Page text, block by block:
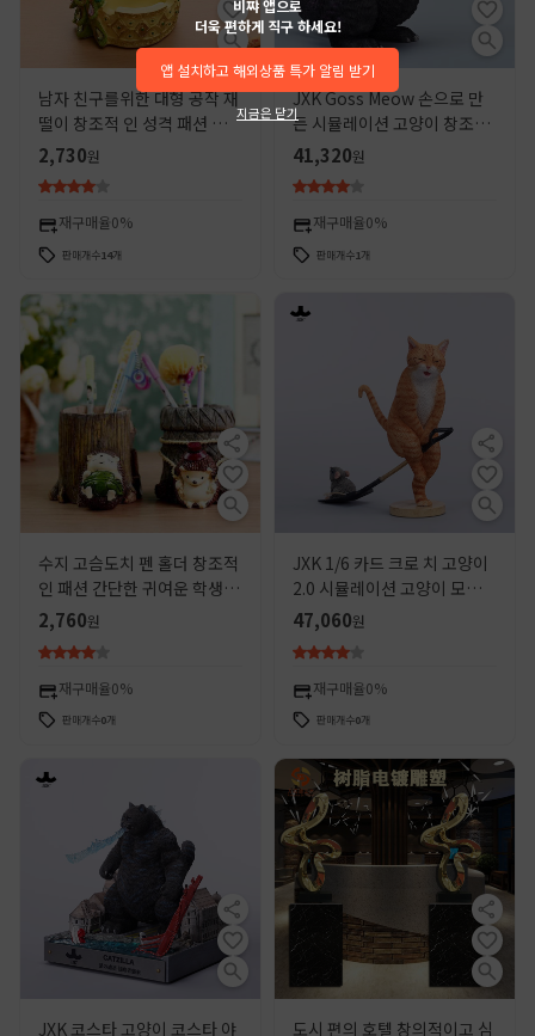
남자 친구를위한 대형 공작 재
떨이 창조적 인 성격 패션 유럽
스타일의 선물을 저장하는 홈
와인 캐비닛 장식품
2,730원
재구매율0%
판매개수14개
JXK Goss Meow 손으로 만
든 시뮬레이션 고양이 창조적
인 장식품 동물 모델 인형 오렌
지 고양이 패션 장난감
41,320원
재구매율0%
판매개수1개
수지 고슴도치 펜 홀더 창조적
인 패션 간단한 귀여운 학생 만
화 사무실 연구 데스크탑 홈 장
식
2,760원
재구매율0%
판매개수0개
JXK 1/6 카드 크로 치 고양이
2.0 시뮬레이션 고양이 모델
패션 장난감 손으로 만든 데스
크탑 작은 장식품 선물
47,060원
재구매율0%
판매개수0개
JXK 코스타 고양이 코스타 야
도시 편의 호텔 창의적이고 심
비쨔 앱으로
더욱 편하게 직구 하세요!
앱 설치하고 해외상품 특가 알림 받기
지금은 닫기